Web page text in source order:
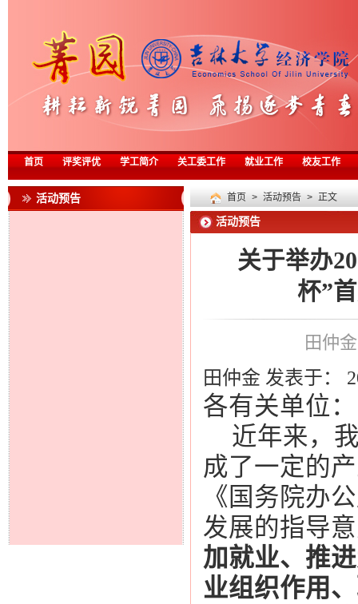
首页 评奖评优 学工简介 关工委工作 就业工作 校友工作
活动预告 首页 > 活动预告 > 正文
活动预告
关于举办
杯”
田仲
田仲金 发表于：
各有关单位：
近年来，
成了一定的
《 国务院办
发展的指导
加就业、推
业组织作用、